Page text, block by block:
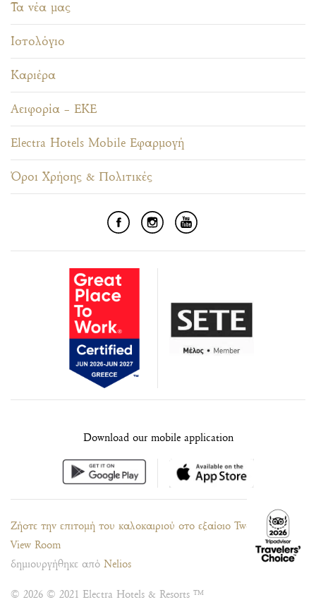
Τα νέα μας
Ιστολόγιο
Καριέρα
Αειφορία – ΕΚΕ
Electra Hotels Mobile Εφαρμογή
Όροι Χρήσης & Πολιτικές
Download our mobile application
Ζήστε την επιτομή του καλοκαιριού στο εξαίσιο Two Storey Sea
View Room
δημιουργήθηκε από Nelios
© 2026 © 2021 Electra Hotels & Resorts ™